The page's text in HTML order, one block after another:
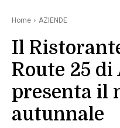
Home AZIENDE
Il
Route 25
presenta il
autunnale